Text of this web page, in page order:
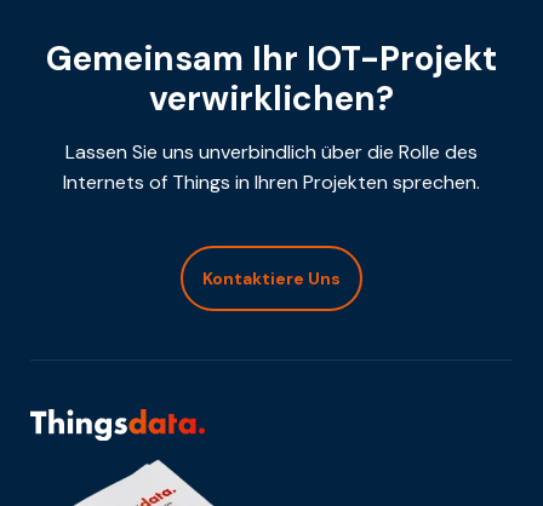
Gemeinsam Ihr IOT-Projekt
verwirklichen?
Lassen Sie uns unverbindlich über die Rolle des
Internets of Things in Ihren Projekten sprechen.
Kontaktiere Uns